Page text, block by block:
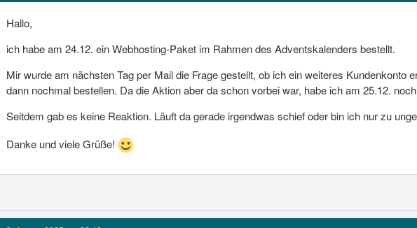
Hallo,
ich habe am 24.12. ein Webhosting-Paket im Rahmen des Adventskalenders bestellt.
Mir wurde am nächsten Tag per Mail die Frage gestellt, ob ich ein weiteres
dann nochmal bestellen. Da die Aktion aber da schon vorbei war, habe ich am 25.12.
Seitdem gab es keine Reaktion. Läuft da gerade irgendwas schief oder bin ich nur zu
Danke und viele Grüße!